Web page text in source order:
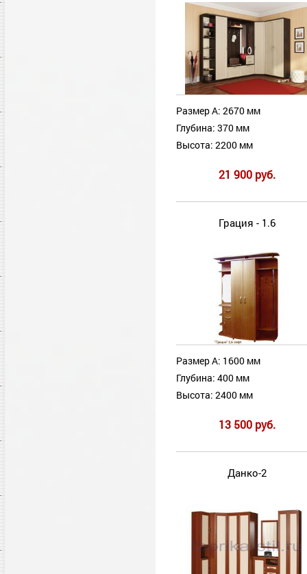
Размер А: 2670 мм
Глубина: 370 мм
Высота: 2200 мм
21 900 руб.
Грация - 1.6
Размер А: 1600 мм
Глубина: 400 мм
Высота: 2400 мм
13 500 руб.
Данко-2